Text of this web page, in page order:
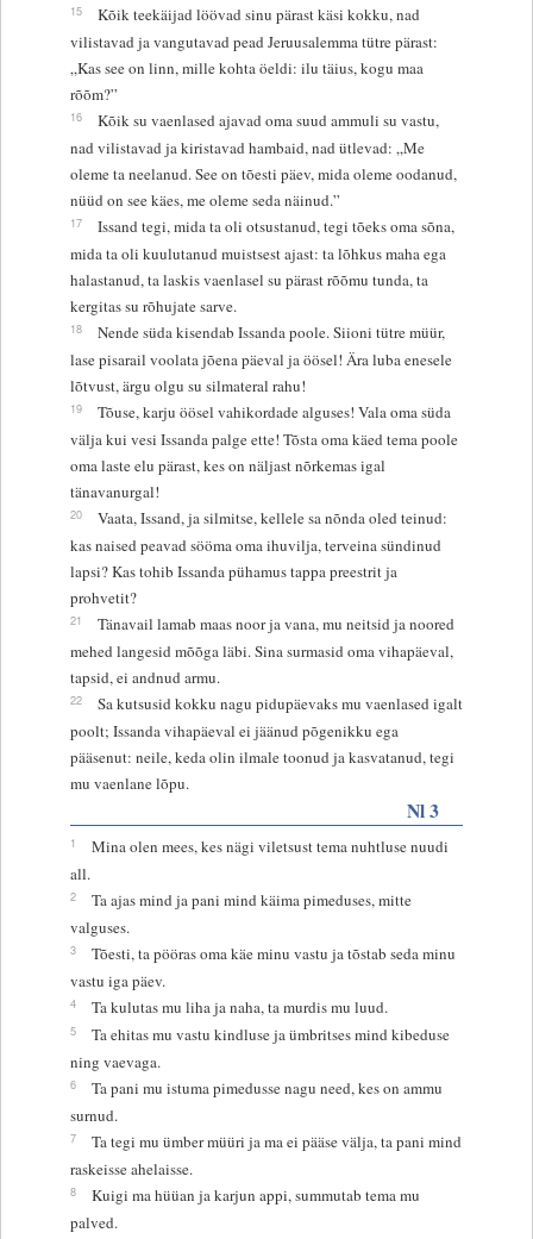
15
Kõik teekäijad löövad sinu pärast käsi kokku, nad
vilistavad ja vangutavad pead Jeruusalemma tütre pärast:
„Kas see on linn, mille kohta öeldi: ilu täius, kogu maa
rõõm?”
16
Kõik su vaenlased ajavad oma suud ammuli su vastu,
nad vilistavad ja kiristavad hambaid, nad ütlevad: „Me
oleme ta neelanud. See on tõesti päev, mida oleme oodanud,
nüüd on see käes, me oleme seda näinud.”
17
Issand tegi, mida ta oli otsustanud, tegi tõeks oma sõna,
mida ta oli kuulutanud muistsest ajast: ta lõhkus maha ega
halastanud, ta laskis vaenlasel su pärast rõõmu tunda, ta
kergitas su rõhujate sarve.
18
Nende süda kisendab Issanda poole. Siioni tütre müür,
lase pisarail voolata jõena päeval ja öösel! Ära luba enesele
lõtvust, ärgu olgu su silmateral rahu!
19
Tõuse, karju öösel vahikordade alguses! Vala oma süda
välja kui vesi Issanda palge ette! Tõsta oma käed tema poole
oma laste elu pärast, kes on näljast nõrkemas igal
tänavanurgal!
20
Vaata, Issand, ja silmitse, kellele sa nõnda oled teinud:
kas naised peavad sööma oma ihuvilja, terveina sündinud
lapsi? Kas tohib Issanda pühamus tappa preestrit ja
prohvetit?
21
Tänavail lamab maas noor ja vana, mu neitsid ja noored
mehed langesid mõõga läbi. Sina surmasid oma vihapäeval,
tapsid, ei andnud armu.
22
Sa kutsusid kokku nagu pidupäevaks mu vaenlased igalt
poolt; Issanda vihapäeval ei jäänud põgenikku ega
pääsenut: neile, keda olin ilmale toonud ja kasvatanud, tegi
mu vaenlane lõpu.
Nl 3
1
Mina olen mees, kes nägi viletsust tema nuhtluse nuudi
all.
2
Ta ajas mind ja pani mind käima pimeduses, mitte
valguses.
3
Tõesti, ta pööras oma käe minu vastu ja tõstab seda minu
vastu iga päev.
4 Ta kulutas mu liha ja naha, ta murdis mu luud.
5
Ta ehitas mu vastu kindluse ja ümbritses mind kibeduse
ning vaevaga.
6
Ta pani mu istuma pimedusse nagu need, kes on ammu
surnud.
7
Ta tegi mu ümber müüri ja ma ei pääse välja, ta pani mind
raskeisse ahelaisse.
8
Kuigi ma hüüan ja karjun appi, summutab tema mu
palved.